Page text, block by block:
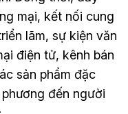
mại, kết nối cung
lãm, sự kiện văn
điện tử, kênh bán
sản phẩm đặc
đến người